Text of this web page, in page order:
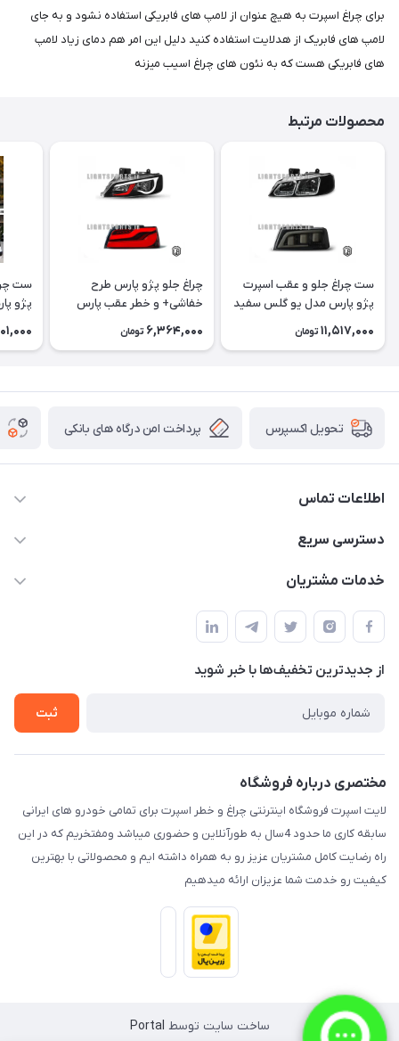
برای چراغ اسپرت به هیچ عنوان از لامپ های فابریکی استفاده نشود و به جای
لامپ های فابریک از هدلایت استفاده کنید دلیل این امر هم دمای زیاد لامپ
های فابریکی هست که به نئون های چراغ اسیب میزنه
محصولات مرتبط
ست چراغ جلو و عقب اسپرت
پژو پارس مدل یو گلس سفید
11,517,000 تومان
چراغ جلو پژو پارس طرح
خفاشی+ و خطر عقب پارس
6,364,000 تومان
ست
تحویل اکسپرس پرداخت امن درگاه های بانکی
اطلاعات تماس
09012926386
دسترسی سریع
حساب کاربری
لیست محصولات
درباره ما
خدمات مشتریان
قوانین و مقررات
حریم خصوصی
راهنما
از جدید‌ترین تخفیف‌ها با‌ خبر شوید
ثبت
مختصری درباره فروشگاه
لایت اسپرت فروشگاه اینترنتی چراغ و خطر اسپرت برای تمامی خودرو های ایرانی
سابقه کاری ما حدود 4سال به طورآنلاین و حضوری میباشد ومفتخریم که در این
راه رضایت کامل مشتریان عزیز رو به همراه داشته ایم و محصولاتی با بهترین
کیفیت رو خدمت شما عزیزان ارائه میدهیم
ساخت سایت توسط Portal